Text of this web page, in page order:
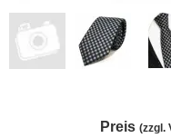
Preis (zzgl.